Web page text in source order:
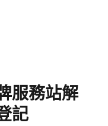
服務站解
記